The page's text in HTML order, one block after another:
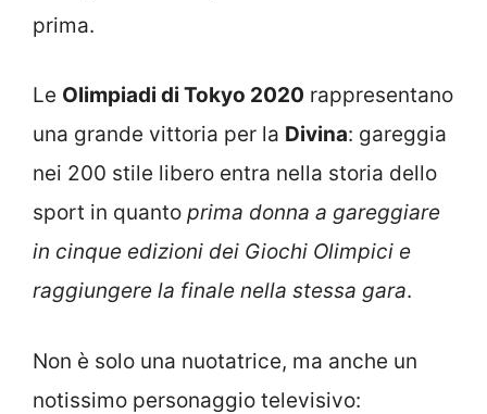
prima.
Le Olimpiadi di Tokyo 2020 rappresentano
una grande vittoria per la Divina: gareggia
nei 200 stile libero entra nella storia dello
sport in quanto prima donna a gareggiare
in cinque edizioni dei Giochi Olimpici e
raggiungere la finale nella stessa gara.
Non è solo una nuotatrice, ma anche un
notissimo personaggio televisivo: